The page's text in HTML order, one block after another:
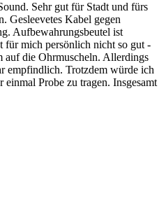
Sehr gut für Stadt und fürs
Gesleevetes Kabel gegen
Aufbewahrungsbeutel ist
für mich persönlich nicht so gut -
auf die Ohrmuscheln. Allerdings
empfindlich. Trotzdem würde ich
Probe zu tragen. Insgesamt